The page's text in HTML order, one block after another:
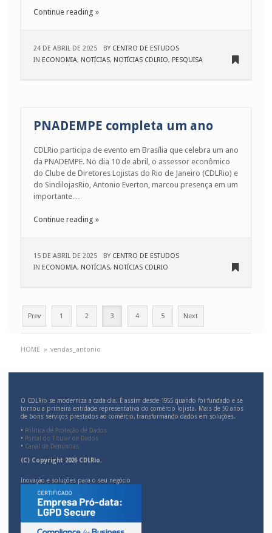
Continue reading »
24 DE ABRIL DE 2025 BY CENTRO DE ESTUDOS
IN ECONOMIA, NOTÍCIAS, NOTÍCIAS CDLRIO, PESQUISA
PNADEMPE completa um ano
CDLRio participa de evento em Brasília que celebra um ano
da PNADEMPE. No dia 10 de abril, o assessor econômico
do Clube de Diretores Lojistas do Rio de Janeiro (CDLRio) e
do SindilojasRio, Antonio Everton, marcou presença em um
importante…
Continue reading »
15 DE ABRIL DE 2025 BY CENTRO DE ESTUDOS
IN ECONOMIA, NOTÍCIAS, NOTÍCIAS CDLRIO
Prev 1 2 3 4 5 Next
HOME » vendas_antonio
O CDLRio se moderniza a cada dia. É assim desde 1955 quando foi fundado e se
tornou a primeira entidade representativa do comércio lojista. Mais de 50 anos
de bons serviços prestados ao comércio, transformando dados em soluções.
• Política de Proteção de Dados
• Portal do Titular de Dados
• Canal de Denúncias
(C) Copyright 2026 CDLRio.
Inovação e soluções para o seu negócio